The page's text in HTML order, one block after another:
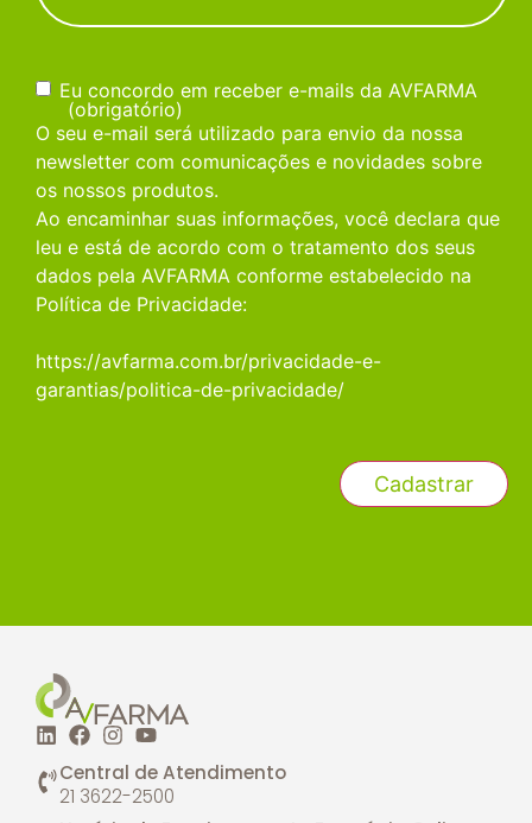
Consentimento(obrigatório)
Eu concordo em receber e-mails da AVFARMA
(obrigatório)
O seu e-mail será utilizado para envio da nossa
newsletter com comunicações e novidades sobre
os nossos produtos.
Ao encaminhar suas informações, você declara que
leu e está de acordo com o tratamento dos seus
dados pela AVFARMA conforme estabelecido na
Política de Privacidade:
https://avfarma.com.br/privacidade-e-
garantias/politica-de-privacidade/
Central de Atendimento
21 3622-2500